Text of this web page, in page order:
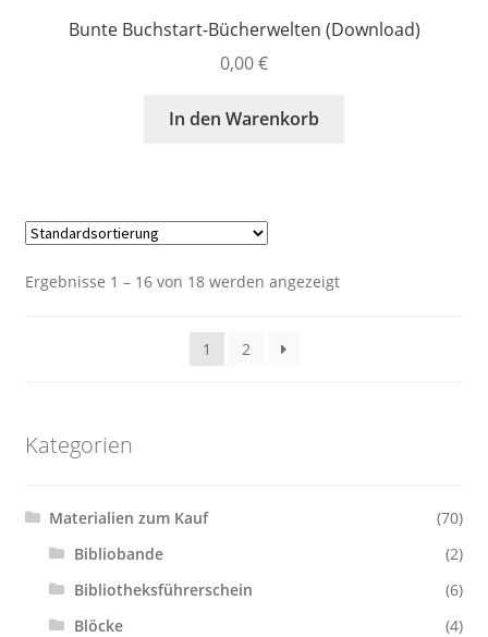
Bunte Buchstart-Bücherwelten (Download)
0,00€
In den Warenkorb
Ergebnisse 1 – 16 von 18 werden angezeigt
1 2
Kategorien
Materialien zum Kauf
(70)
Bibliobande
(2)
Bibliotheksführerschein
(6)
Blöcke
(4)